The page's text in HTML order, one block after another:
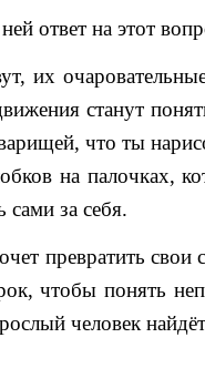
ответ на этот
их
станут
что ты
на палочках,
за себя.
превратить свои
чтобы понять
человек